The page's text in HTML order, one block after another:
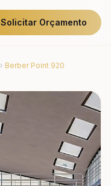
Solicitar Orçamento
Berber Point 920